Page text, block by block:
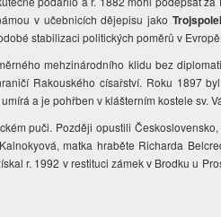
v učebnicích dějepisu jako
stabilizaci politických poměrů v Evropě.
mehzinárodního klidu bez
Rakouského císařství. Roku 1897
a je pohřben v klášterním kostele sv.
puči. Později opustili
matka hraběte Richarda
r. 1992 v restituci zámek v Brodku u